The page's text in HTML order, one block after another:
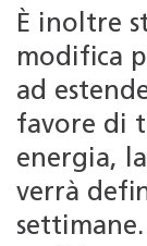
È inoltre
modifica
ad
favore di
energia,
verrà